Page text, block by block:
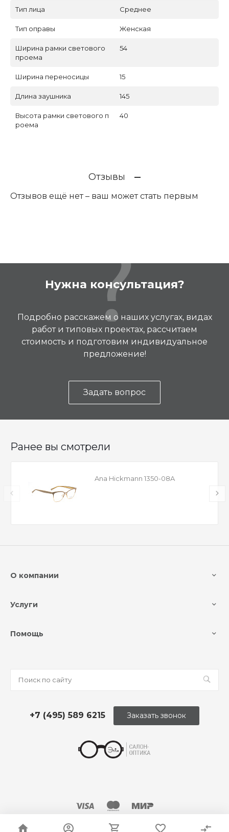
Тип лица Среднее
Тип оправы Женская
Ширина рамки светового
проема
54
Ширина переносицы 15
Длина заушника 145
Высота рамки светового п
роема
40
Отзывы
Отзывов ещё нет – ваш может стать первым
Нужна консультация?
Подробно расскажем о наших услугах, видах
работ и типовых проектах, рассчитаем
стоимость и подготовим индивидуальное
предложение!
Задать вопрос
Ранее вы смотрели
Ana Hickmann 1350-08A
О компании
Услуги
Помощь
+7 (495) 589 6215 Заказать звонок